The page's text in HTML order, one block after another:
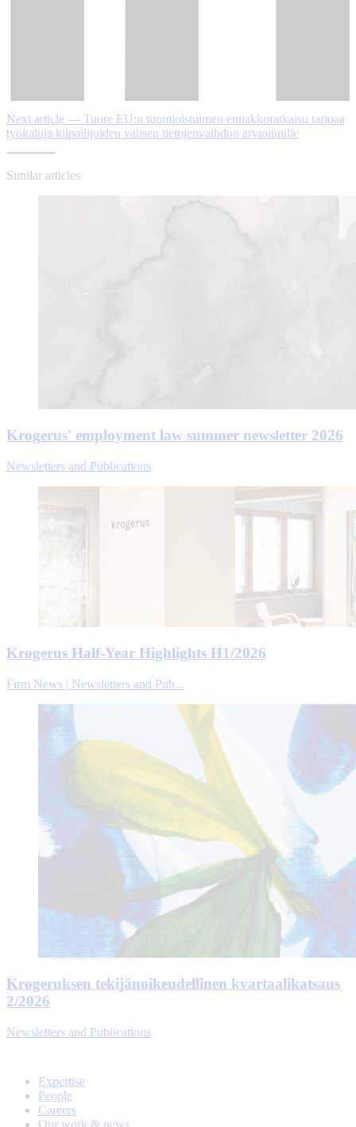
Next article — Tuore EU:n tuomioistuimen ennakkoratkaisu tarjoaa
työkaluja kilpailijoiden välisen tietojenvaihdon arvioinnille
Similar articles
Krogerus' employment law summer newsletter 2026
Newsletters and Publications
Krogerus Half-Year Highlights H1/2026
Firm News | Newsletters and Pub...
Krogeruksen tekijänoikeudellinen kvartaalikatsaus
2/2026
Newsletters and Publications
Expertise
People
Careers